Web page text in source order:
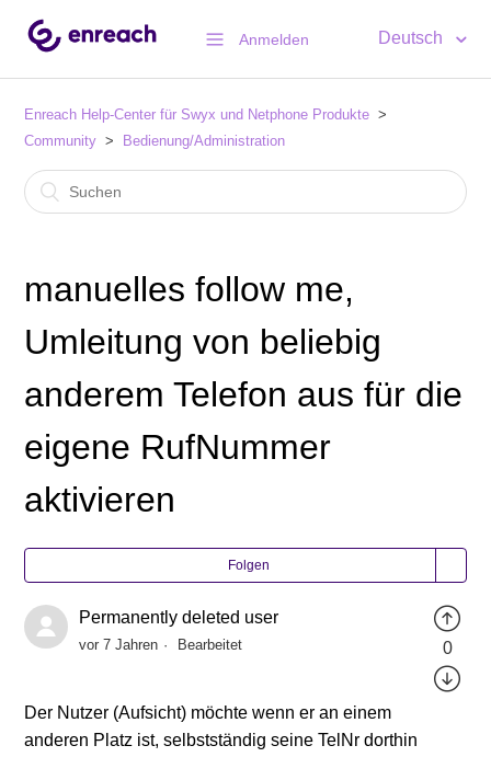
Anmelden Deutsch
Enreach Help-Center für Swyx und Netphone Produkte
Community
Bedienung/Administration
manuelles follow me,
Umleitung von beliebig
anderem Telefon aus für die
eigene RufNummer
aktivieren
Folgen
Permanently deleted user
vor 7 Jahren Bearbeitet
Der Nutzer (Aufsicht) möchte wenn er an einem
anderen Platz ist, selbstständig seine TelNr dorthin
0